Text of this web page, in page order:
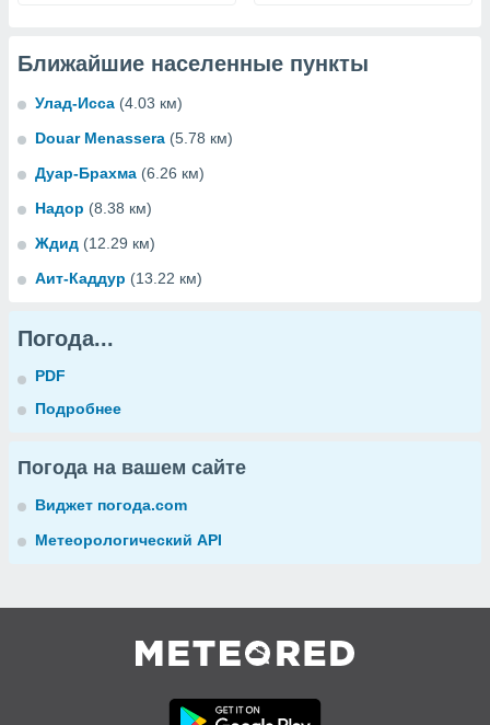
Ближайшие населенные пункты
Улад-Исса (4.03 км)
Douar Menassera (5.78 км)
Дуар-Брахма (6.26 км)
Надор (8.38 км)
Ждид (12.29 км)
Аит-Каддур (13.22 км)
Погода...
PDF
Подробнее
Погода на вашем сайте
Виджет погода.com
Метеорологический API